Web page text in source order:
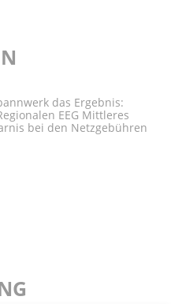
das Ergebnis:
EEG Mittleres
bei den Netzgebühren